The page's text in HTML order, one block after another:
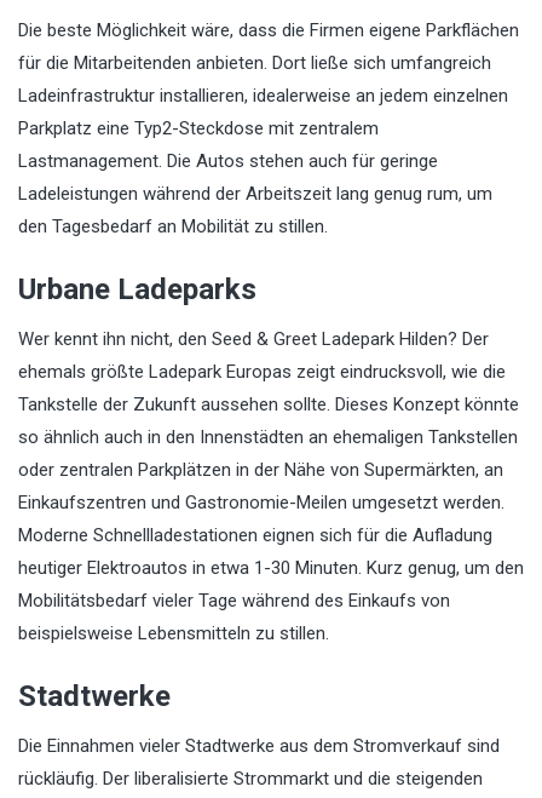
Die beste Möglichkeit wäre, dass die Firmen eigene Parkflächen
für die Mitarbeitenden anbieten. Dort ließe sich umfangreich
Ladeinfrastruktur installieren, idealerweise an jedem einzelnen
Parkplatz eine Typ2-Steckdose mit zentralem
Lastmanagement. Die Autos stehen auch für geringe
Ladeleistungen während der Arbeitszeit lang genug rum, um
den Tagesbedarf an Mobilität zu stillen.
Urbane Ladeparks
Wer kennt ihn nicht, den Seed & Greet Ladepark Hilden? Der
ehemals größte Ladepark Europas zeigt eindrucksvoll, wie die
Tankstelle der Zukunft aussehen sollte. Dieses Konzept könnte
so ähnlich auch in den Innenstädten an ehemaligen Tankstellen
oder zentralen Parkplätzen in der Nähe von Supermärkten, an
Einkaufszentren und Gastronomie-Meilen umgesetzt werden.
Moderne Schnellladestationen eignen sich für die Aufladung
heutiger Elektroautos in etwa 1-30 Minuten. Kurz genug, um den
Mobilitätsbedarf vieler Tage während des Einkaufs von
beispielsweise Lebensmitteln zu stillen.
Stadtwerke
Die Einnahmen vieler Stadtwerke aus dem Stromverkauf sind
rückläufig. Der liberalisierte Strommarkt und die steigenden